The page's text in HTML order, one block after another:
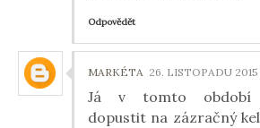
Odpovědět
MARKÉTA 26. LISTOPADU 2015
Já v tomto období
dopustit na zázračný